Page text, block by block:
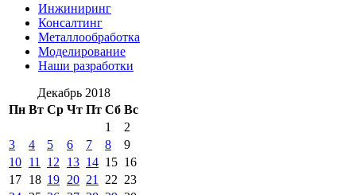
Инжиниринг
Консалтинг
Металлообработка
Моделирование
Наши разработки
Декабрь 2018
Пн Вт Ср Чт Пт Сб Вс
1
2
3
4 5 6 7 8
9
10 11 12 13 14 15 16
17 18 19 20 21 22 23